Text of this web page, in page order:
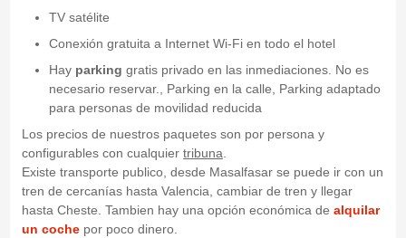
TV satélite
Conexión gratuita a Internet Wi-Fi en todo el hotel
Hay parking gratis privado en las inmediaciones. No es
necesario reservar., Parking en la calle, Parking adaptado
para personas de movilidad reducida
Los precios de nuestros paquetes son por persona y
configurables con cualquier tribuna
Existe transporte publico, desde Masalfasar se puede ir con un
tren de cercanías hasta Valencia, cambiar de tren y llegar
hasta Cheste. Tambien hay una opción económica de alquilar
un coche por poco dinero.